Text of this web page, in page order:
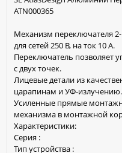
ATN000365
Механизм переключателя
для сетей 250 В, на ток 10 А.
Переключатель позволяет
с двух точек.
Лицевые детали из
царапинам и УФ-излучению.
Усиленные прямые
механизма в монтажной
Характеристики:
Серия :
Тип устройства